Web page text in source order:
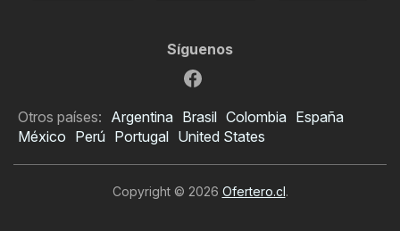
Síguenos
Otros países: Argentina Brasil Colombia España
México Perú Portugal United States
Copyright © 2026 Ofertero.cl.